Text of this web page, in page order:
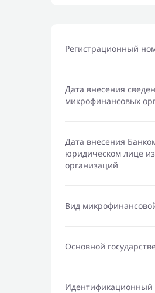
Регистрационный
Дата внесения
микрофинансовых
Дата внесения
юридическом лице
организаций
Вид
Основной
Идентификационный